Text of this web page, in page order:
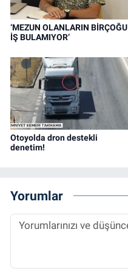
‘MEZUN OLANLARIN BİRÇOĞU
İŞ BULAMIYOR’
Otoyolda dron destekli
denetim!
Yorumlar